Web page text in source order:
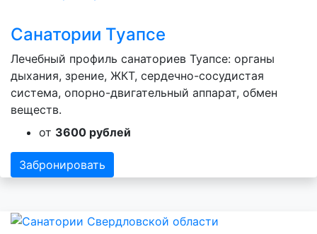
Санатории Туапсе
Лечебный профиль санаториев Туапсе: органы
дыхания, зрение, ЖКТ, сердечно-сосудистая
система, опорно-двигательный аппарат, обмен
веществ.
от 3600 рублей
Забронировать